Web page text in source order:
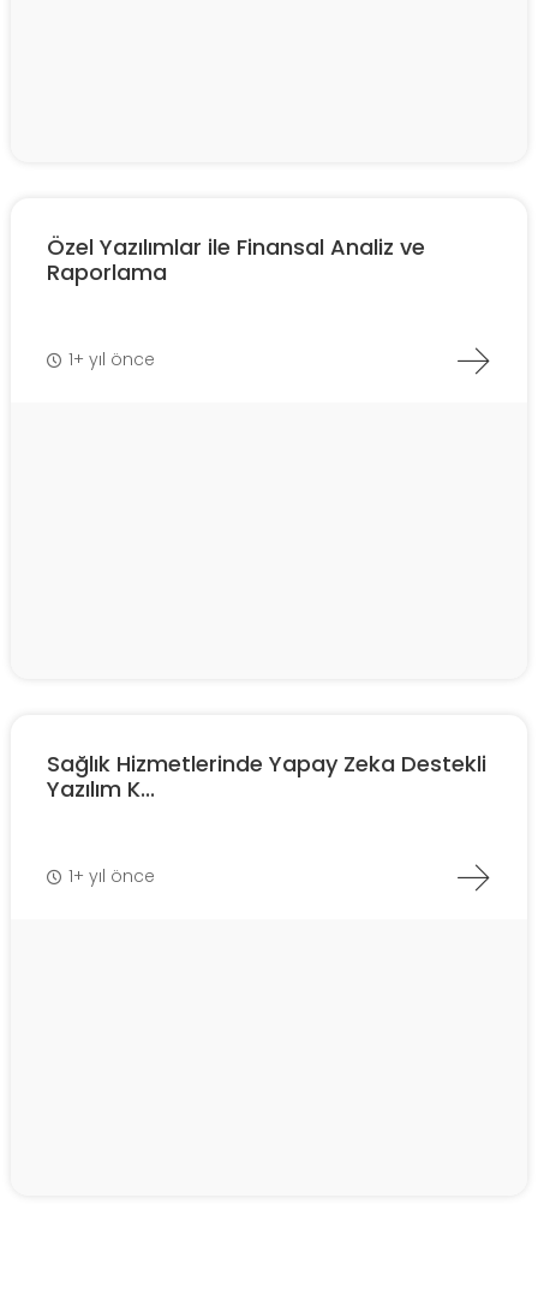
Özel Yazılımlar ile Finansal Analiz ve
Raporlama
1+ yıl önce
Sağlık Hizmetlerinde Yapay Zeka Destekli
Yazılım K...
1+ yıl önce